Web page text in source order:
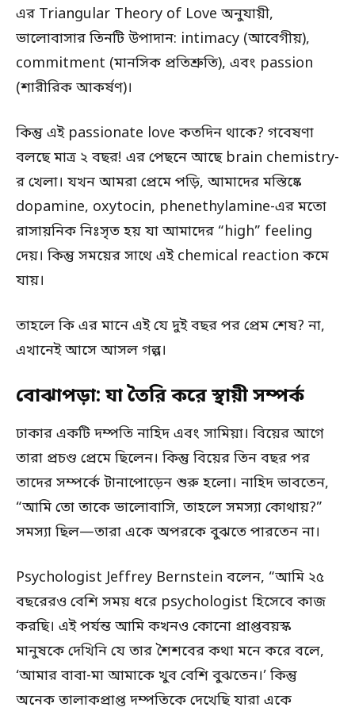
এর Triangular Theory of Love অনুযায়ী,
ভালোবাসার তিনটি উপাদান: intimacy (আবেগীয়),
commitment (মানসিক প্রতিশ্রুতি), এবং passion
(শারীরিক আকর্ষণ)।
কিন্তু এই passionate love কতদিন থাকে? গবেষণা
বলছে মাত্র ২ বছর! এর পেছনে আছে brain chemistry-
র খেলা। যখন আমরা প্রেমে পড়ি, আমাদের মস্তিষ্কে
dopamine, oxytocin, phenethylamine-এর মতো
রাসায়নিক নিঃসৃত হয় যা আমাদের “high” feeling
দেয়। কিন্তু সময়ের সাথে এই chemical reaction কমে
যায়।
তাহলে কি এর মানে এই যে দুই বছর পর প্রেম শেষ? না,
এখানেই আসে আসল গল্প।
বোঝাপড়া: যা তৈরি করে স্থায়ী সম্পর্ক
ঢাকার একটি দম্পতি নাহিদ এবং সামিয়া। বিয়ের আগে
তারা প্রচণ্ড প্রেমে ছিলেন। কিন্তু বিয়ের তিন বছর পর
তাদের সম্পর্কে টানাপোড়েন শুরু হলো। নাহিদ ভাবতেন,
“আমি তো তাকে ভালোবাসি, তাহলে সমস্যা কোথায়?”
সমস্যা ছিল—তারা একে অপরকে বুঝতে পারতেন না।
Psychologist Jeffrey Bernstein বলেন, “আমি ২৫
বছরেরও বেশি সময় ধরে psychologist হিসেবে কাজ
করছি। এই পর্যন্ত আমি কখনও কোনো প্রাপ্তবয়স্ক
মানুষকে দেখিনি যে তার শৈশবের কথা মনে করে বলে,
‘আমার বাবা-মা আমাকে খুব বেশি বুঝতেন।’ কিন্তু
অনেক তালাকপ্রাপ্ত দম্পতিকে দেখেছি যারা একে